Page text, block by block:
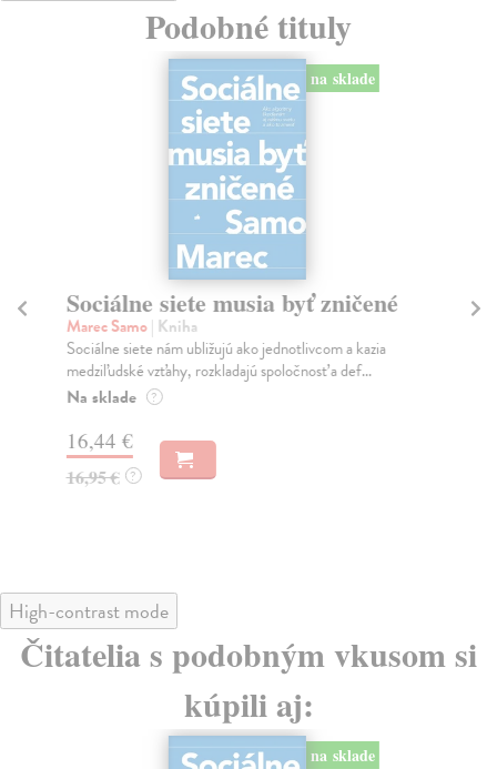
Podobné tituly
na sklade
Sociálne siete musia byť zničené
Marec Samo| Kniha
Sociálne siete nám ubližujú ako jednotlivcom a kazia
medziľudské vzťahy, rozkladajú spoločnosť a def...
Na sklade ?
16,44 €
16,95 € ?
High-contrast mode
Čitatelia s podobným vkusom si
kúpili aj:
na sklade